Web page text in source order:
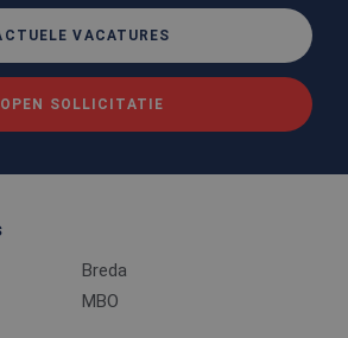
VACATURES
OPEN SOLLICITATIE
Breda
MBO